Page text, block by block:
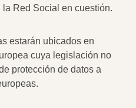
Red Social en cuestión.
estarán ubicados en
cuya legislación no
protección de datos a